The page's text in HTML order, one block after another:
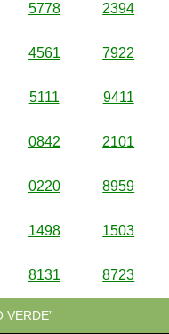
5778 2394
4561 7922
5111 9411
0842 2101
0220 8959
1498 1503
8131 8723
VERDE”